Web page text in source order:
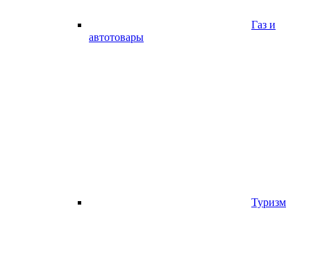
Газ и
автотовары
Туризм